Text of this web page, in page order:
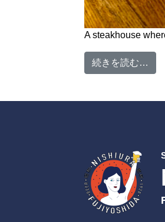
A steakhouse
続きを読む…